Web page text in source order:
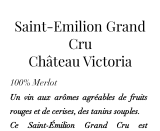
Saint-Emilion Grand
Cru
Château Victoria
100% Merlot
Un vin aux arômes agréables de fruits
rouges et de cerises, des tanins souples.
Ce Saint-Émilion Grand Cru est